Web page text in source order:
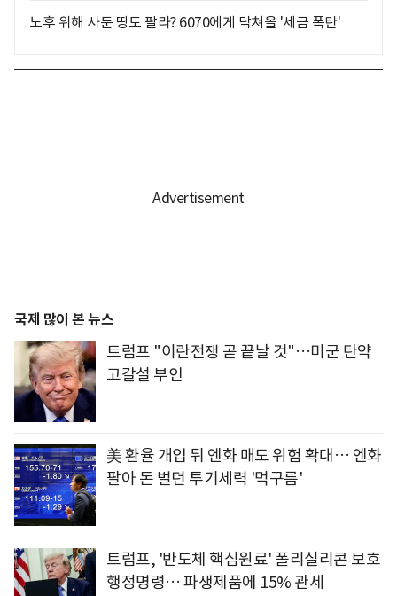
노후 위해 사둔 땅도 팔라? 6070에게 닥쳐올 '세금 폭탄'
국제 많이 본 뉴스
트럼프 "이란전쟁 곧 끝날 것"…미군 탄약
고갈설 부인
美 환율 개입 뒤 엔화 매도 위험 확대… 엔화
팔아 돈 벌던 투기세력 '먹구름'
트럼프, '반도체 핵심원료' 폴리실리콘 보호
행정명령… 파생제품에 15% 관세